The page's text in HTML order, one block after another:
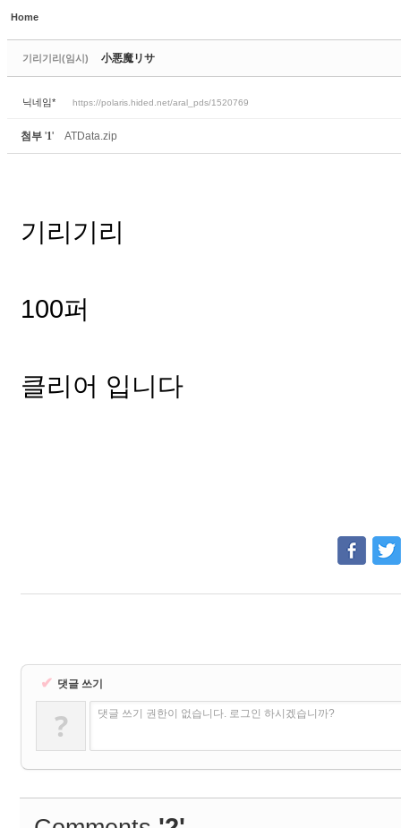
Home
기리기리(임시) 小悪魔リサ
닉네임* https://polaris.hided.net/aral_pds/1520769
첨부 '1' ATData.zip
기리기리
100퍼
클리어 입니다
✔ 댓글 쓰기
? 댓글 쓰기 권한이 없습니다. 로그인 하시겠습니까?
Sketchbook5, 스케치북5
Sketchbook5, 스케치북5